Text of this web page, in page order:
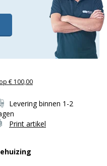
€ 100,00
Levering binnen 1-2
Print artikel